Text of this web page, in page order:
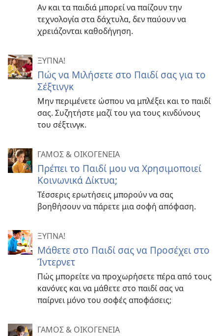
Αν και τα παιδιά μπορεί να παίζουν την
τεχνολογία στα δάχτυλα, δεν παύουν να
χρειάζονται καθοδήγηση.
ΞΥΠΝΑ!
Πώς να Μιλήσετε στο Παιδί σας για το
Σέξτινγκ
Μην περιμένετε ώσπου να μπλέξει και το παιδί
σας. Συζητήστε μαζί του για τους κινδύνους
του σέξτινγκ.
ΓΑΜΟΣ & ΟΙΚΟΓΕΝΕΙΑ
Πρέπει το Παιδί μου να Χρησιμοποιεί
Κοινωνικά Δίκτυα;
Τέσσερις ερωτήσεις μπορούν να σας
βοηθήσουν να πάρετε μια σοφή απόφαση.
ΞΥΠΝΑ!
Μάθετε στο Παιδί σας να Προσέχει στο
Ίντερνετ
Πώς μπορείτε να προχωρήσετε πέρα από τους
κανόνες και να μάθετε στο παιδί σας να
παίρνει μόνο του σοφές αποφάσεις;
ΓΑΜΟΣ & ΟΙΚΟΓΕΝΕΙΑ